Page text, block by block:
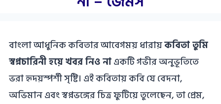
বাংলা আধুনিক কবিতার আবেগময় ধারায়কবিতা তুমি
স্বপ্নচারিনী হয়ে খবর নিও নাএকটি গভীর অনুভূতিতে
ভরা হৃদয়স্পর্শী সৃষ্টি। এই কবিতায় কবি যে বেদনা,
অভিমান এবং স্বপ্নভঙ্গের চিত্র ফুটিয়ে তুলেছেন, তা প্রেম,